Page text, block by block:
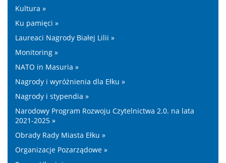
Kultura »
Ku pamięci »
Laureaci Nagrody Białej Lilii »
Monitoring »
NATO in Masuria »
Nagrody i wyróżnienia dla Ełku »
Nagrody i stypendia »
Narodowy Program Rozwoju Czytelnictwa 2.0. na lata
2021-2025 »
Obrady Rady Miasta Ełku »
Organizacje Pozarządowe »